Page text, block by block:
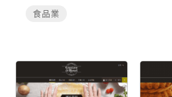
食品業